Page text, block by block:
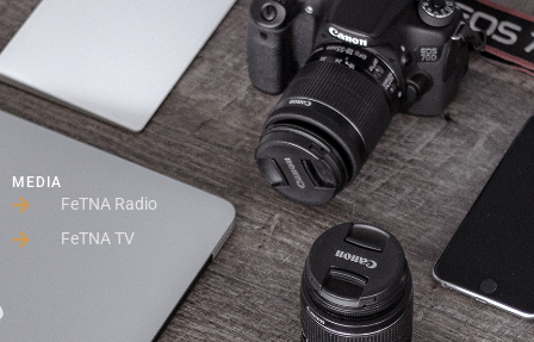
MEDIA
FeTNA Radio
FeTNA TV